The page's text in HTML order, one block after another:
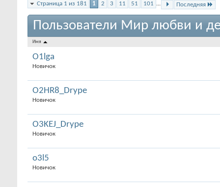
Страница 1 из 181 1 2 3 11 51 101 ... Последняя
Пользователи Мир любви и
Имя
O1lga
Новичок
O2HR8_Drype
Новичок
O3KEJ_Drype
Новичок
o3l5
Новичок